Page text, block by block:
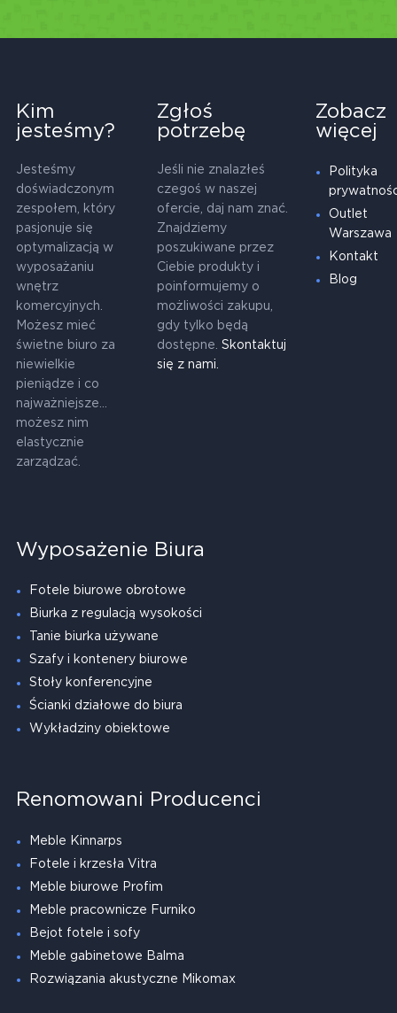
Kim
jesteśmy?
Jesteśmy
doświadczonym
zespołem, który
pasjonuje się
optymalizacją w
wyposażaniu
wnętrz
komercyjnych.
Możesz mieć
świetne biuro za
niewielkie
pieniądze i co
najważniejsze...
możesz nim
elastycznie
zarządzać.
Zgłoś
potrzebę
Jeśli nie znalazłeś
czegoś w naszej
ofercie, daj nam znać.
Znajdziemy
poszukiwane przez
Ciebie produkty i
poinformujemy o
możliwości zakupu,
gdy tylko będą
dostępne. Skontaktuj
się z nami.
Zobacz
więcej
Polityka
Outlet
Warszawa
Kontakt
Blog
Wyposażenie Biura
Fotele biurowe obrotowe
Biurka z regulacją wysokości
Tanie biurka używane
Szafy i kontenery biurowe
Stoły konferencyjne
Ścianki działowe do biura
Wykładziny obiektowe
Renomowani Producenci
Meble Kinnarps
Fotele i krzesła Vitra
Meble biurowe Profim
Meble pracownicze Furniko
Bejot fotele i sofy
Meble gabinetowe Balma
Rozwiązania akustyczne Mikomax